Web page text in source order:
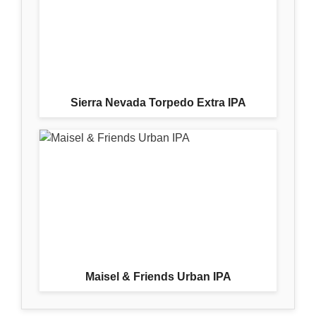
Sierra Nevada Torpedo Extra IPA
Maisel & Friends Urban IPA